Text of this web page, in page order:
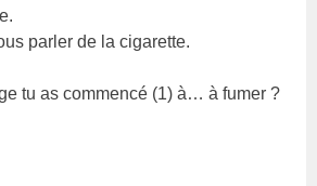
parler de la cigarette.
tu as commencé (1) à… à fumer ?